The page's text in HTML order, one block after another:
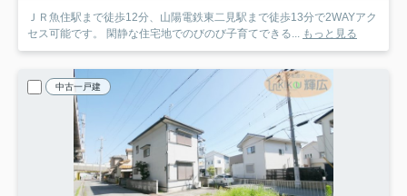
ＪＲ魚住駅まで徒歩12分、山陽電鉄東二見駅まで徒歩13分で2WAYアク
セス可能です。 閑静な住宅地でのびのび子育てできる... もっと見る
中古一戸建